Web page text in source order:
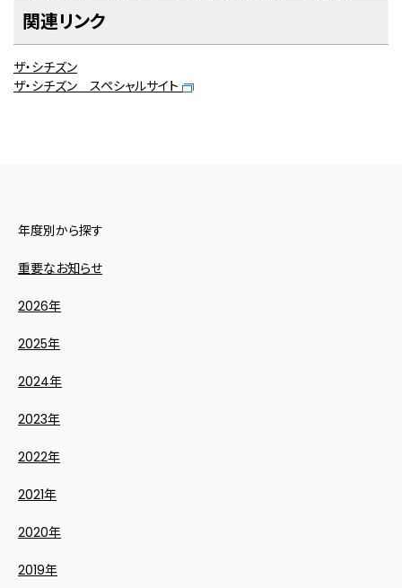
関連リンク
ザ・シチズン
ザ・シチズン スペシャルサイト
年度別から探す
重要なお知らせ
2026年
2025年
2024年
2023年
2022年
2021年
2020年
2019年